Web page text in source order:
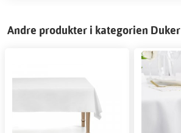
Andre produkter i kategorien Duker